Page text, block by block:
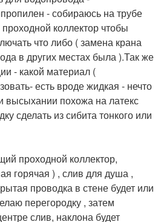
- собираюсь на трубе
коллектор чтобы
что либо ( замена крана
в других местах была ).Так же
- какой материал (
есть вроде жидкая - нечто
высыхании похожа на латекс
сделать из сибита тонкого или
проходной коллектор,
горячая ) , слив для душа ,
проводка в стене будет или
перегородку , затем
слив, наклона будет